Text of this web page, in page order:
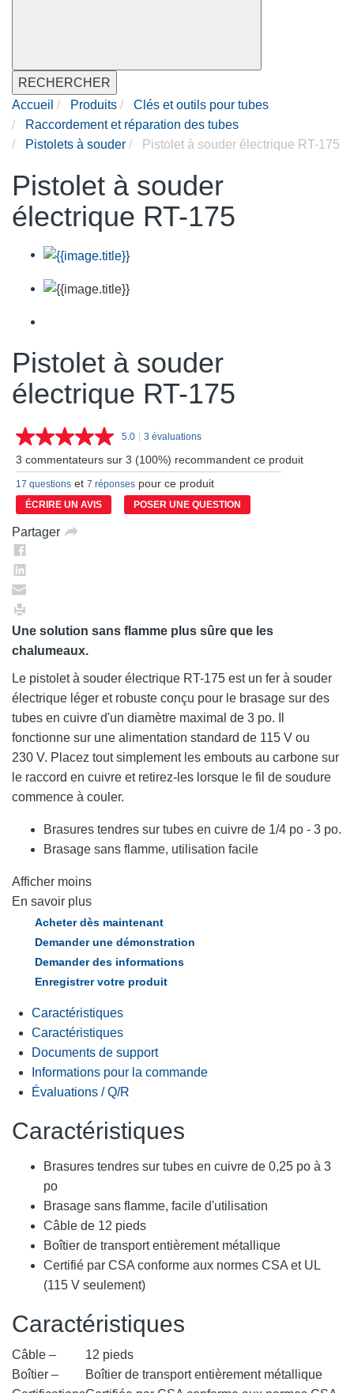
RECHERCHER
Accueil
Produits
Clés et outils pour tubes
Raccordement et réparation des tubes
Pistolets à souder
Pistolet à souder électrique RT-175
Pistolet à souder
électrique RT-175
Pistolet à souder
électrique RT-175
5.0 Lire
les
3
commentaires.
Lien
vers
la
| 3 évaluations
3 commentateurs sur 3 (100%) recommandent ce produit
17 questions et 7 réponses pour ce produit
ÉCRIRE UN AVIS POSER UNE QUESTION
Partager
Une solution sans flamme plus sûre que les
chalumeaux.
Le pistolet à souder électrique RT-175 est un fer à souder
électrique léger et robuste conçu pour le brasage sur des
tubes en cuivre d'un diamètre maximal de 3 po. Il
fonctionne sur une alimentation standard de 115 V ou
230 V. Placez tout simplement les embouts au carbone sur
le raccord en cuivre et retirez-les lorsque le fil de soudure
commence à couler.
Brasures tendres sur tubes en cuivre de 1/4 po - 3 po.
Brasage sans flamme, utilisation facile
Afficher moins
En savoir plus
Acheter dès maintenant
Demander une démonstration
Demander des informations
Enregistrer votre produit
Caractéristiques
Caractéristiques
Documents de support
Informations pour la commande
Évaluations / Q/R
Caractéristiques
Brasures tendres sur tubes en cuivre de 0,25 po à 3
po
Brasage sans flamme, facile d'utilisation
Câble de 12 pieds
Boîtier de transport entièrement métallique
Certifié par CSA conforme aux normes CSA et UL
(115 V seulement)
Caractéristiques
Câble –
12 pieds
Boîtier –
Boîtier de transport entièrement métallique